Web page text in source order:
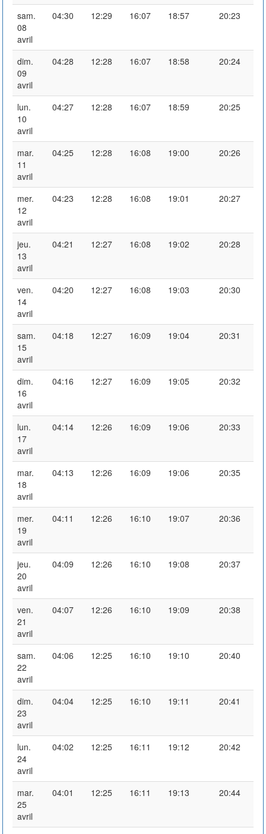
sam.
08
avril
04:30 12:29 16:07 18:57 20:23
dim.
09
avril
04:28 12:28 16:07 18:58 20:24
lun.
10
avril
04:27 12:28 16:07 18:59 20:25
mar.
11
avril
04:25 12:28 16:08 19:00 20:26
mer.
12
avril
04:23 12:28 16:08 19:01 20:27
jeu.
13
avril
04:21 12:27 16:08 19:02 20:28
ven.
14
avril
04:20 12:27 16:08 19:03 20:30
sam.
15
avril
04:18 12:27 16:09 19:04 20:31
dim.
16
avril
04:16 12:27 16:09 19:05 20:32
lun.
17
avril
04:14 12:26 16:09 19:06 20:33
mar.
18
avril
04:13 12:26 16:09 19:06 20:35
mer.
19
avril
04:11 12:26 16:10 19:07 20:36
jeu.
20
avril
04:09 12:26 16:10 19:08 20:37
ven.
21
avril
04:07 12:26 16:10 19:09 20:38
sam.
22
avril
04:06 12:25 16:10 19:10 20:40
dim.
23
avril
04:04 12:25 16:10 19:11 20:41
lun.
24
avril
04:02 12:25 16:11 19:12 20:42
mar.
25
avril
04:01 12:25 16:11 19:13 20:44